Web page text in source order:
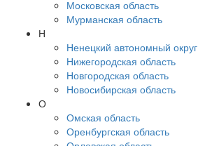
Московская область
Мурманская область
Н
Ненецкий автономный округ
Нижегородская область
Новгородская область
Новосибирская область
О
Омская область
Оренбургская область